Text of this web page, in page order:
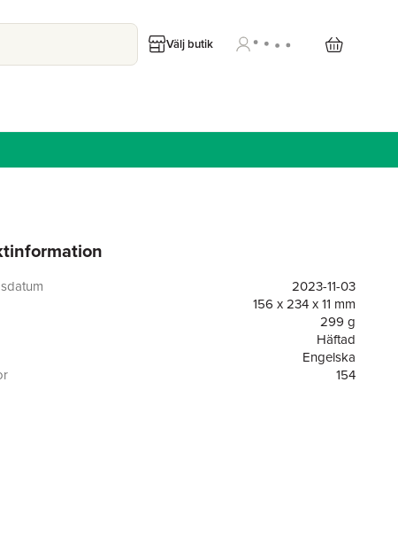
Välj butik
2023-11-03
156 x 234 x 11 mm
299 g
Häftad
Engelska
154